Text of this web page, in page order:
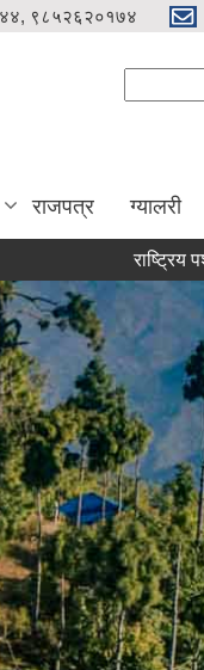
९८५२६२०१७४
राजपत्र ग्यालरी
राष्ट्रिय